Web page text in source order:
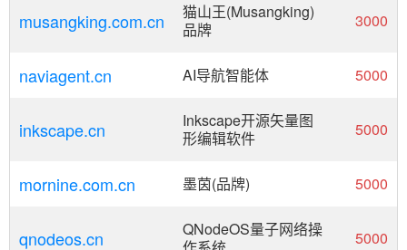
musangking.com.cn
猫山王(Musangking)
品牌
3000
naviagent.cn AI导航智能体 5000
inkscape.cn
Inkscape开源矢量图
形编辑软件
5000
mornine.com.cn 墨茵(品牌) 5000
qnodeos.cn
QNodeOS量子网络操
5000